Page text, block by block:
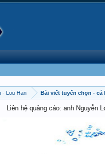
- Lou Han Bài viết tuyển chọn - cá
Liên hệ quảng cáo: anh Nguyễn